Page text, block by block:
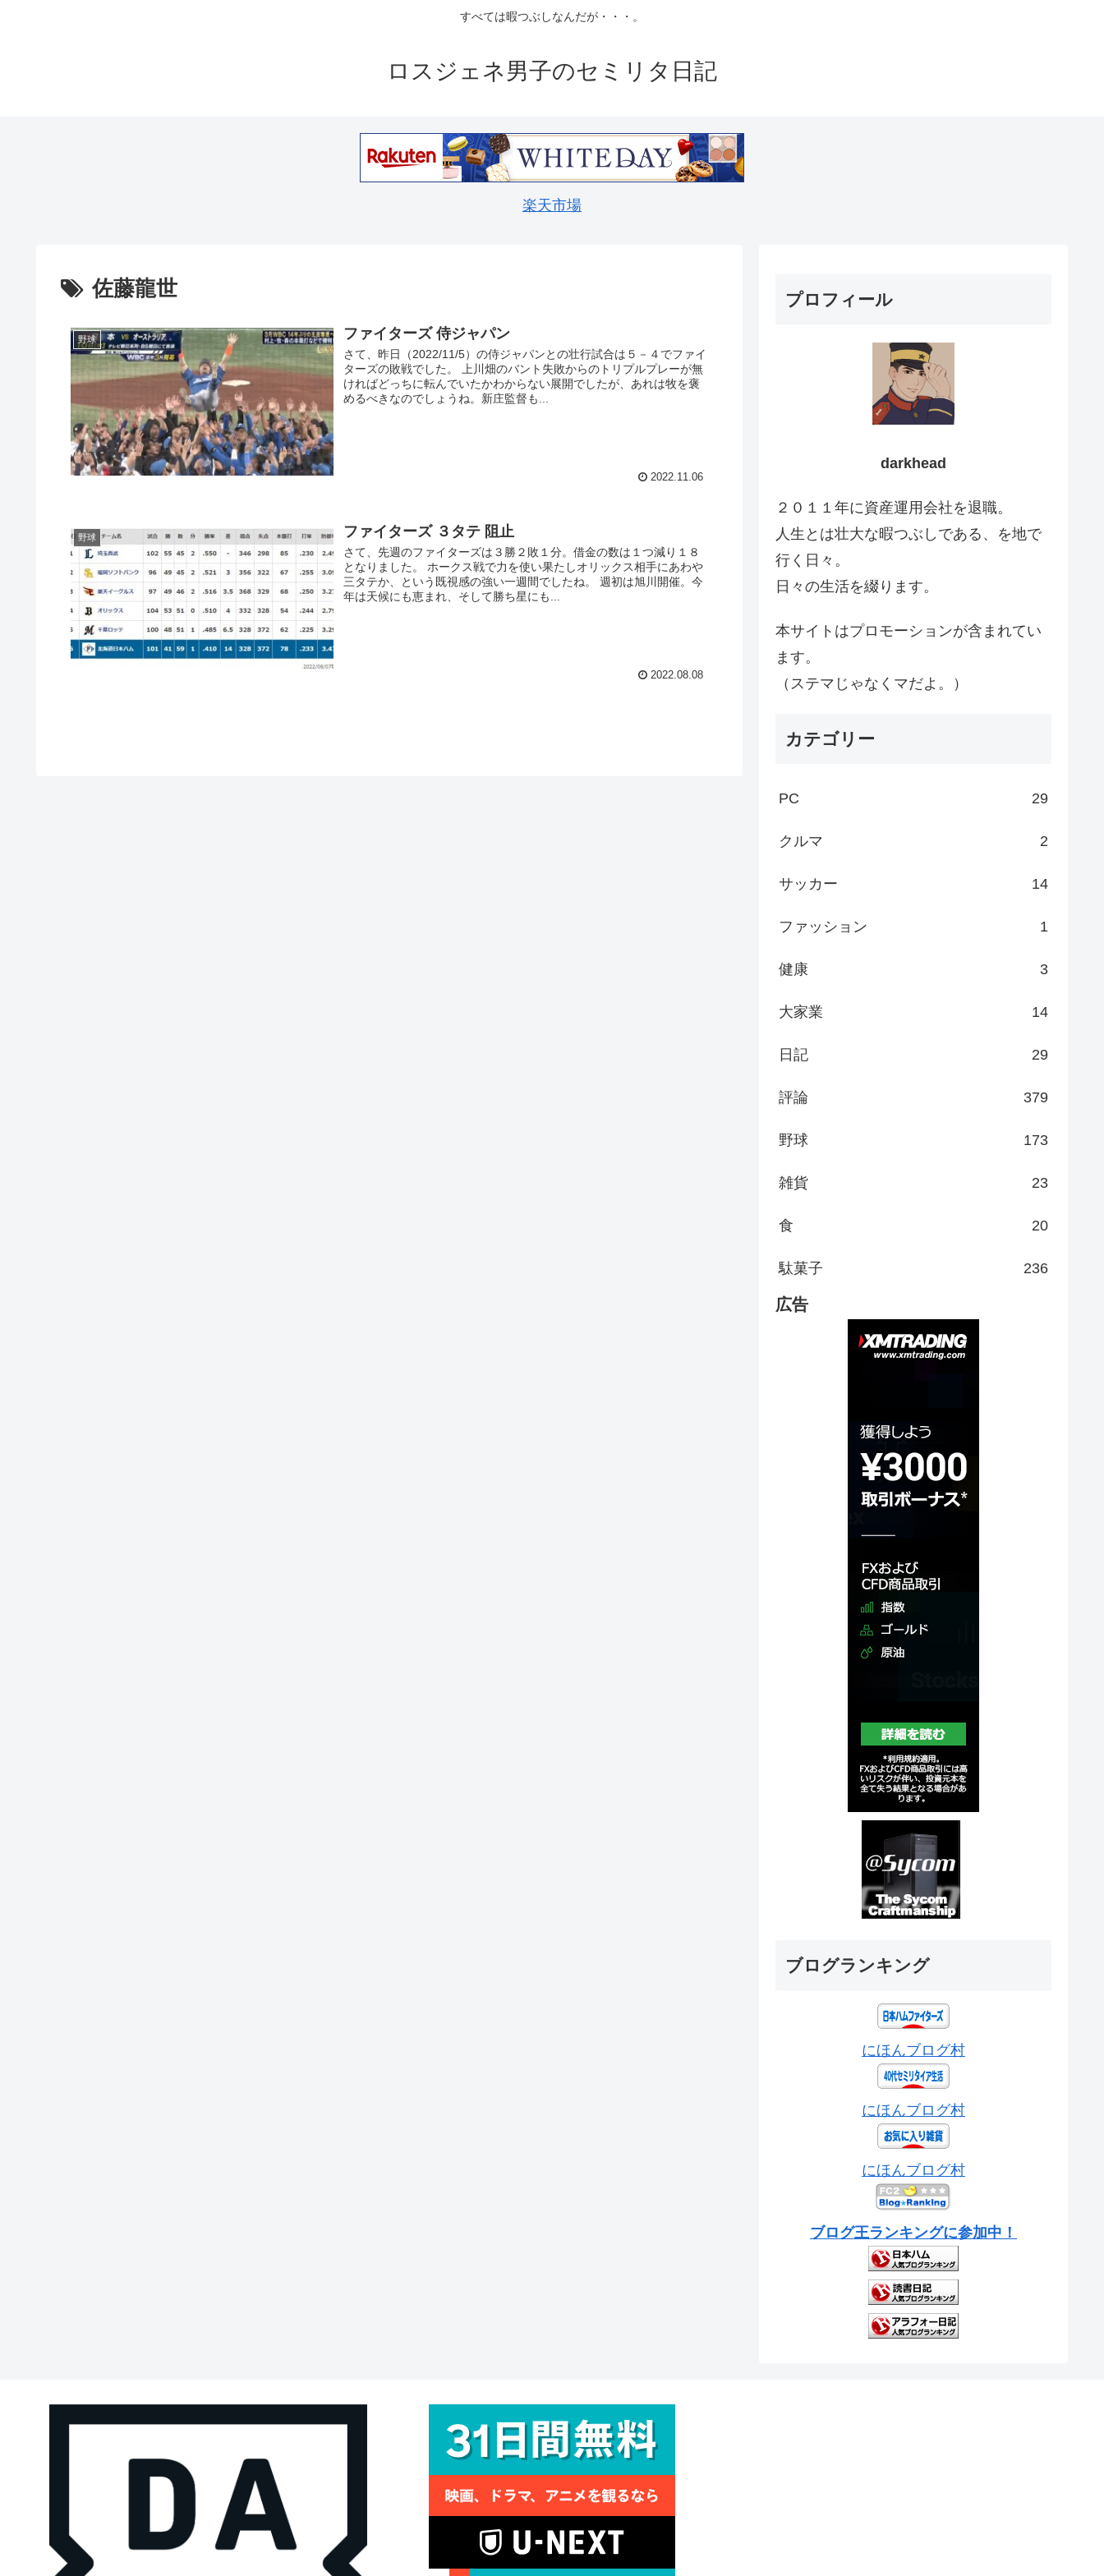
すべては暇つぶしなんだが・・・。
ロスジェネ男子のセミリタ日記
楽天市場
佐藤龍世
野球 ファイターズ 侍ジャパン
さて、昨日（2022/11/5）の侍ジャパンとの壮行試合は５－４でファイ
ターズの敗戦でした。 上川畑のバント失敗からのトリプルプレーが無
ければどっちに転んでいたかわからない展開でしたが、あれは牧を褒
めるべきなのでしょうね。新庄監督も...
2022.11.06
野球 ファイターズ ３タテ 阻止
さて、先週のファイターズは３勝２敗１分。借金の数は１つ減り１８
となりました。 ホークス戦で力を使い果たしオリックス相手にあわや
三タテか、という既視感の強い一週間でしたね。 週初は旭川開催。今
年は天候にも恵まれ、そして勝ち星にも...
2022.08.08
プロフィール
darkhead
２０１１年に資産運用会社を退職。
人生とは壮大な暇つぶしである、を地で
行く日々。
日々の生活を綴ります。
本サイトはプロモーションが含まれてい
ます。
（ステマじゃなくマだよ。）
カテゴリー
PC 29
クルマ 2
サッカー 14
ファッション 1
健康 3
大家業 14
日記 29
評論 379
野球 173
雑貨 23
食 20
駄菓子 236
広告
ブログランキング
にほんブログ村
にほんブログ村
にほんブログ村
ブログ王ランキングに参加中！